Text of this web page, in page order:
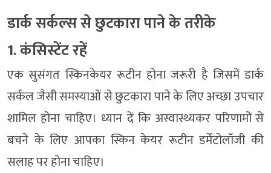
डार्क सर्कल्स से छुटकारा पाने के तरीके
1. कंसिस्टेंट रहें
एक सुसंगत स्किनकेयर रूटीन होना जरूरी है जिसमें डार्क
सर्कल जैसी समस्याओं से छुटकारा पाने के लिए अच्छा उपचार
शामिल होना चाहिए। ध्यान दें कि अस्वास्थ्यकर परिणामों से
बचने के लिए आपका स्किन केयर रूटीन डर्मेटोलॉजी की
सलाह पर होना चाहिए।